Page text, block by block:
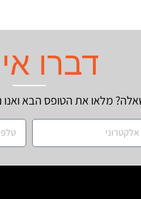
דברו
מלאו את הטופס הבא